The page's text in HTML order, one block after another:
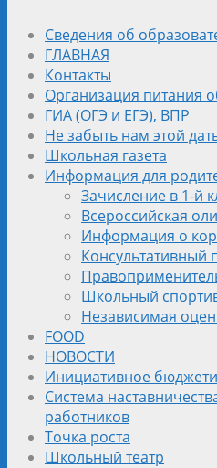
Сведения об
ГЛАВНАЯ
Контакты
Организация питания
ГИА (ОГЭ и ЕГЭ), ВПР
Не забыть нам этой
Школьная газета
Информация для
Зачисление в 1-й
Всероссийская
Информация о
Консультативный
Школьный
Независимая
FOOD
НОВОСТИ
Инициативное
Система
работников
Точка роста
Школьный театр